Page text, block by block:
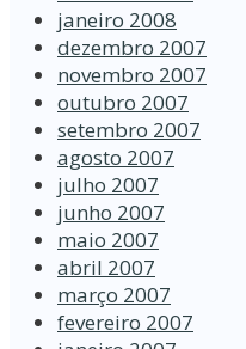
janeiro 2008
dezembro 2007
novembro 2007
outubro 2007
setembro 2007
agosto 2007
julho 2007
junho 2007
maio 2007
abril 2007
março 2007
fevereiro 2007